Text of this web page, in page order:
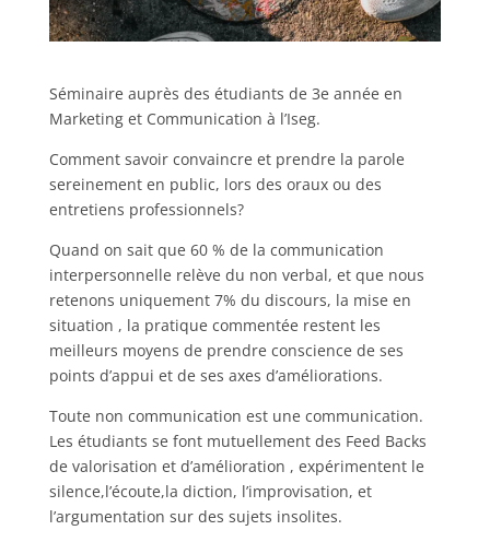
Séminaire auprès des étudiants de 3e année en
Marketing et Communication à l’Iseg.
Comment savoir convaincre et prendre la parole
sereinement en public, lors des oraux ou des
entretiens professionnels?
Quand on sait que 60 % de la communication
interpersonnelle relève du non verbal, et que nous
retenons uniquement 7% du discours, la mise en
situation , la pratique commentée restent les
meilleurs moyens de prendre conscience de ses
points d’appui et de ses axes d’améliorations.
Toute non communication est une communication.
Les étudiants se font mutuellement des Feed Backs
de valorisation et d’amélioration , expérimentent le
silence,l’écoute,la diction, l’improvisation, et
l’argumentation sur des sujets insolites.